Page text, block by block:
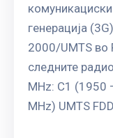
генерација
2000/UMTS во
следните
МHz: C1 (1950
MHz) UMTS